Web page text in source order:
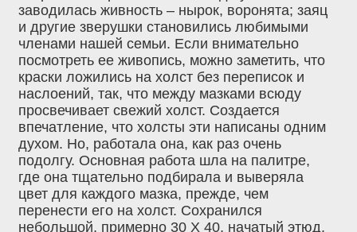
заводилась живность – нырок, воронята; заяц
и другие зверушки становились любимыми
членами нашей семьи. Если внимательно
посмотреть ее живопись, можно заметить, что
краски ложились на холст без переписок и
наслоений, так, что между мазками всюду
просвечивает свежий холст. Создается
впечатление, что холсты эти написаны одним
духом. Но, работала она, как раз очень
подолгу. Основная работа шла на палитре,
где она тщательно подбирала и выверяла
цвет для каждого мазка, прежде, чем
перенести его на холст. Сохранился
небольшой, примерно 30 Х 40, начатый этюд.